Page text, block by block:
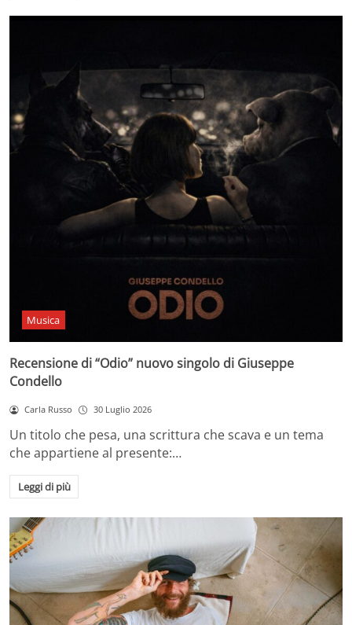
Musica
Recensione di “Odio” nuovo singolo di Giuseppe
Condello
Carla Russo 30 Luglio 2026
Un titolo che pesa, una scrittura che scava e un tema
che appartiene al presente:…
Leggi di più